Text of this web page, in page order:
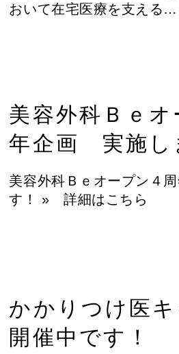
おいて在宅医療を支える…
美容外科Ｂｅオ
年企画 実施し
美容外科Ｂｅオープン４
す！ » 詳細はこちら
かかりつけ医
開催中です！